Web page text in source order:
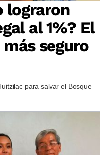
lograron
al 1%? El
más seguro
para salvar el Bosque